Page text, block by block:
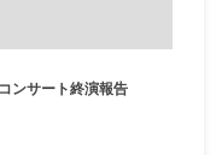
ンサート終演報告